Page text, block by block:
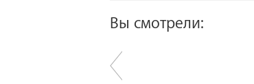
Вы смотрели: